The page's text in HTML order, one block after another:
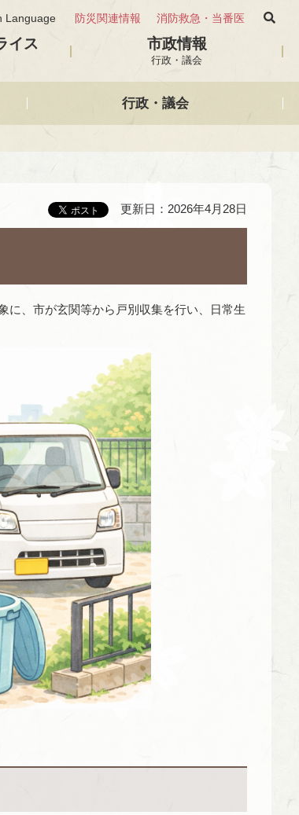
Language 防災関連情報 消防救急・当番医
イス 市政情報
行政・議会
行政・議会
更新日：2026年4月28日
に、市が玄関等から戸別収集を行い、日常生